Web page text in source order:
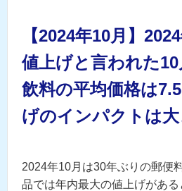
【2024年10月】
値上げと言われた10
飲料の平均価格は
げのインパクトは大
2024年10月は30年ぶりの郵便
品では年内最大の値上げがあ